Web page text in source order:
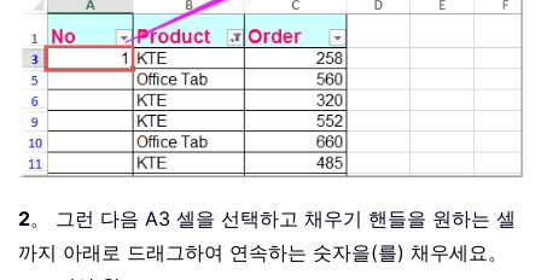
2。 그런 다음 A3 셀을 선택하고 채우기 핸들을 원하는 셀
까지 아래로 드래그하여 연속하는 숫자을(를) 채우세요。